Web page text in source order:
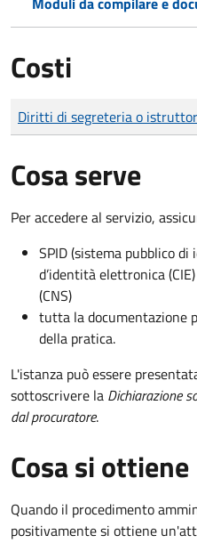
Costi
Tipo di pagamento
Importo
Diritti di segreteria o
Cosa serve
Per accedere al servizio,
SPID (sistema pubblico
d’identità elettronica
(CNS)
tutta la documentazione
della pratica.
L'istanza può essere
sottoscrivere la Dichiarazione
dal procuratore.
Cosa si ottiene
Quando il procedimento
positivamente si ottiene